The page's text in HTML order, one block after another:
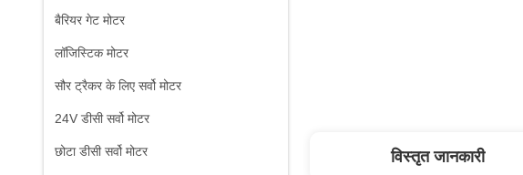
बैरियर गेट मोटर
लॉजिस्टिक मोटर
सौर ट्रैकर के लिए सर्वो मोटर
24V डीसी सर्वो मोटर
छोटा डीसी सर्वो मोटर विस्तृत जानकारी